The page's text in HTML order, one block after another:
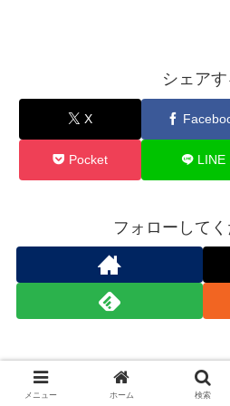
シェアす
X
Pocket LINE
フォローしてく
メニュー ホーム 検索